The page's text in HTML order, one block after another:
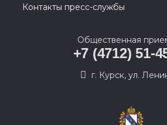
Контакты пресс-службы
Общественная
+7 (4712) 51-
г. Курск, ул.